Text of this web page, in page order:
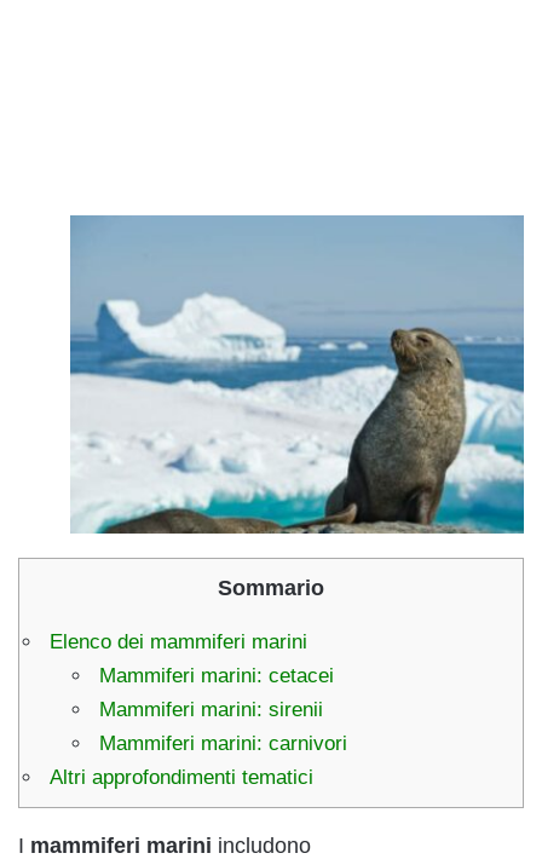
Sommario
Elenco dei mammiferi marini
Mammiferi marini: cetacei
Mammiferi marini: sirenii
Mammiferi marini: carnivori
Altri approfondimenti tematici
I mammiferi marini includono